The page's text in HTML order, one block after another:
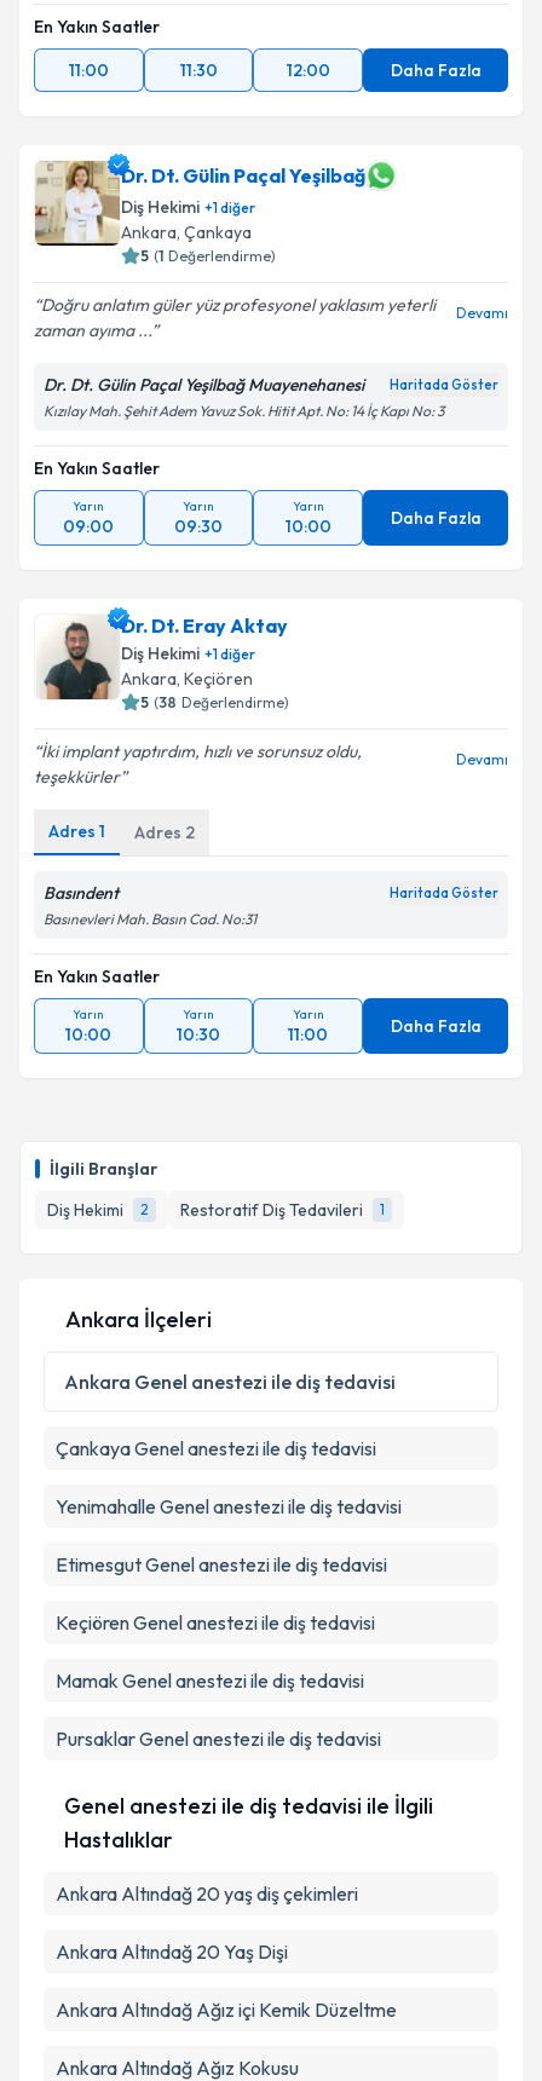
İlgili Branşlar
Diş Hekimi
2 Restoratif Diş Tedavileri 1
En Yakın Saatler
11:00
11:30 12:00 Daha Fazla
Dr. Dt. Gülin Paçal Yeşilbağ
Diş Hekimi +1diğer
Ankara, Çankaya
5 (1 Değerlendirme)
Doğru anlatım güler yüz profesyonel yaklasım yeterli
zaman ayıma ...
Devamı
Dr. Dt. Gülin Paçal Yeşilbağ Muayenehanesi Haritada Göster
Kızılay Mah. Şehit Adem Yavuz Sok. Hitit Apt. No: 14 İç Kapı No: 3
En Yakın Saatler
Yarın
09:00
Yarın
09:30
Yarın
10:00 Daha Fazla
Dr. Dt. Eray Aktay
Diş Hekimi +1diğer
Ankara, Keçiören
5 (38 Değerlendirme)
İki implant yaptırdım, hızlı ve sorunsuz oldu,
teşekkürler
Devamı
Adres 1 Adres 2
Basındent Haritada Göster
Basınevleri Mah. Basın Cad. No:31
En Yakın Saatler
Yarın
10:00
Yarın
10:30
Yarın
11:00 Daha Fazla
Ankara İlçeleri
Ankara Genel anestezi ile diş tedavisi
ÇankayaGenel anestezi ile diş tedavisi
Yenimahalle Genel anestezi ile diş tedavisi
EtimesgutGenel anestezi ile diş tedavisi
KeçiörenGenel anestezi ile diş tedavisi
Mamak Genel anestezi ile diş tedavisi
PursaklarGenel anestezi ile diş tedavisi
Genel anestezi ile diş tedavisi ile İlgili
Hastalıklar
Ankara Altındağ 20 yaş diş çekimleri
Ankara Altındağ 20 Yaş Dişi
Ankara Altındağ Ağız içi Kemik Düzeltme
Ankara Altındağ Ağız Kokusu